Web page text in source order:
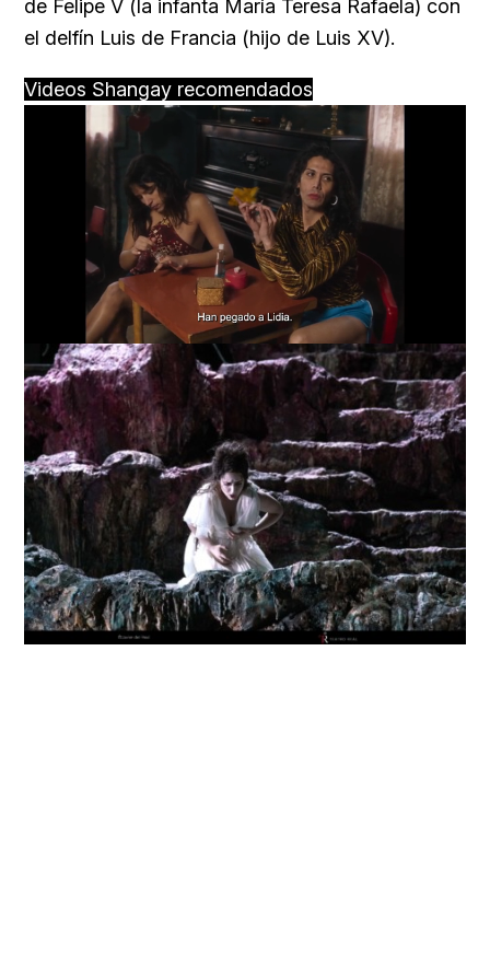
de Felipe V (la infanta María Teresa Rafaela) con
el delfín Luis de Francia (hijo de Luis XV).
Videos Shangay recomendados
Unmute Loaded:
57.99%